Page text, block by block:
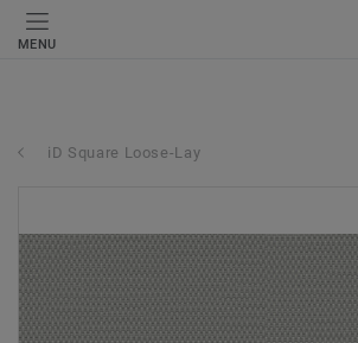
MENU
iD Square Loose-Lay